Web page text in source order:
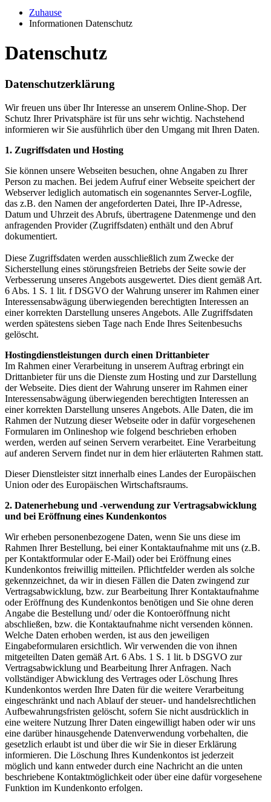
Zuhause
Informationen Datenschutz
Datenschutz
Datenschutzerklärung
Wir freuen uns über Ihr Interesse an unserem Online-Shop. Der
Schutz Ihrer Privatsphäre ist für uns sehr wichtig. Nachstehend
informieren wir Sie ausführlich über den Umgang mit Ihren Daten.
1. Zugriffsdaten und Hosting
Sie können unsere Webseiten besuchen, ohne Angaben zu Ihrer
Person zu machen. Bei jedem Aufruf einer Webseite speichert der
Webserver lediglich automatisch ein sogenanntes Server-Logfile,
das z.B. den Namen der angeforderten Datei, Ihre IP-Adresse,
Datum und Uhrzeit des Abrufs, übertragene Datenmenge und den
anfragenden Provider (Zugriffsdaten) enthält und den Abruf
dokumentiert.
Diese Zugriffsdaten werden ausschließlich zum Zwecke der
Sicherstellung eines störungsfreien Betriebs der Seite sowie der
Verbesserung unseres Angebots ausgewertet. Dies dient gemäß Art.
6 Abs. 1 S. 1 lit. f DSGVO der Wahrung unserer im Rahmen einer
Interessensabwägung überwiegenden berechtigten Interessen an
einer korrekten Darstellung unseres Angebots. Alle Zugriffsdaten
werden spätestens sieben Tage nach Ende Ihres Seitenbesuchs
gelöscht.
Hostingdienstleistungen durch einen Drittanbieter
Im Rahmen einer Verarbeitung in unserem Auftrag erbringt ein
Drittanbieter für uns die Dienste zum Hosting und zur Darstellung
der Webseite. Dies dient der Wahrung unserer im Rahmen einer
Interessensabwägung überwiegenden berechtigten Interessen an
einer korrekten Darstellung unseres Angebots. Alle Daten, die im
Rahmen der Nutzung dieser Webseite oder in dafür vorgesehenen
Formularen im Onlineshop wie folgend beschrieben erhoben
werden, werden auf seinen Servern verarbeitet. Eine Verarbeitung
auf anderen Servern findet nur in dem hier erläuterten Rahmen statt.
Dieser Dienstleister sitzt innerhalb eines Landes der Europäischen
Union oder des Europäischen Wirtschaftsraums.
2. Datenerhebung und -verwendung zur Vertragsabwicklung
und bei Eröffnung eines Kundenkontos
Wir erheben personenbezogene Daten, wenn Sie uns diese im
Rahmen Ihrer Bestellung, bei einer Kontaktaufnahme mit uns (z.B.
per Kontaktformular oder E-Mail) oder bei Eröffnung eines
Kundenkontos freiwillig mitteilen. Pflichtfelder werden als solche
gekennzeichnet, da wir in diesen Fällen die Daten zwingend zur
Vertragsabwicklung, bzw. zur Bearbeitung Ihrer Kontaktaufnahme
oder Eröffnung des Kundenkontos benötigen und Sie ohne deren
Angabe die Bestellung und/ oder die Kontoeröffnung nicht
abschließen, bzw. die Kontaktaufnahme nicht versenden können.
Welche Daten erhoben werden, ist aus den jeweiligen
Eingabeformularen ersichtlich. Wir verwenden die von ihnen
mitgeteilten Daten gemäß Art. 6 Abs. 1 S. 1 lit. b DSGVO zur
Vertragsabwicklung und Bearbeitung Ihrer Anfragen. Nach
vollständiger Abwicklung des Vertrages oder Löschung Ihres
Kundenkontos werden Ihre Daten für die weitere Verarbeitung
eingeschränkt und nach Ablauf der steuer- und handelsrechtlichen
Aufbewahrungsfristen gelöscht, sofern Sie nicht ausdrücklich in
eine weitere Nutzung Ihrer Daten eingewilligt haben oder wir uns
eine darüber hinausgehende Datenverwendung vorbehalten, die
gesetzlich erlaubt ist und über die wir Sie in dieser Erklärung
informieren. Die Löschung Ihres Kundenkontos ist jederzeit
möglich und kann entweder durch eine Nachricht an die unten
beschriebene Kontaktmöglichkeit oder über eine dafür vorgesehene
Funktion im Kundenkonto erfolgen.